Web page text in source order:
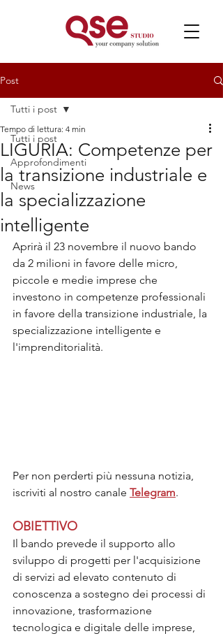
Post
Tutti i post
Approfondimenti
News
Tutti i post
LIGURIA: Competenze per
la transizione industriale e
la specializzazione
intelligente
Tempo di lettura: 4 min
Aprirà il 23 novembre il nuovo bando
da 2 milioni in favore delle micro,
piccole e medie imprese che
investono in competenze professionali
in favore della transizione industriale, la
specializzazione intelligente e
l'imprenditorialità.
Per non perderti più nessuna notizia,
iscriviti al nostro canale Telegram.
OBIETTIVO
Il bando prevede il supporto allo
sviluppo di progetti per l'acquisizione
di servizi ad elevato contenuto di
conoscenza a sostegno dei processi di
innovazione, trasformazione
tecnologica e digitale delle imprese,